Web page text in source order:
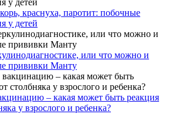
краснуха, паротит: побочные
у детей
или что можно и
прививки Манту
– какая может быть реакция
у взрослого и ребенка?